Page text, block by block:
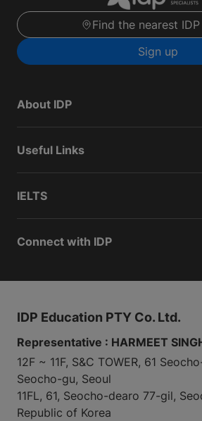
Find the nearest
Sign up
About IDP
Useful Links
IELTS
Connect with IDP
IDP Education PTY Co. Ltd.
Representative : HARMEET
12F ~ 11F, S&C TOWER, 61
Seocho-gu, Seoul
11FL, 61, Seocho-dearo 77-gil,
Republic of Korea